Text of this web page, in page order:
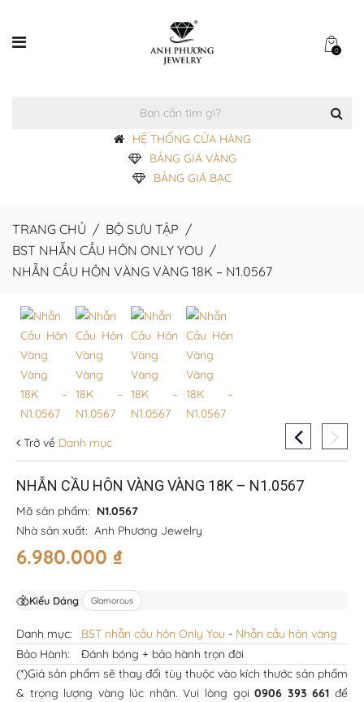
0
HỆ THỐNG CỬA HÀNG
BẢNG GIÁ VÀNG
BẢNG GIÁ BẠC
TRANG CHỦ / BỘ SƯU TẬP /
BST NHẪN CẦU HÔN ONLY YOU /
NHẪN CẦU HÔN VÀNG VÀNG 18K – N1.0567
Trở về Danh mục
NHẪN CẦU HÔN VÀNG VÀNG 18K – N1.0567
Mã sản phẩm: N1.0567
Nhà sản xuất: Anh Phương Jewelry
6.980.000 ₫
Kiểu Dáng: Glamorous
Danh mục: BST nhẫn cầu hôn Only You - Nhẫn cầu hôn vàng
Bảo Hành:
Đánh bóng + bảo hành trọn đời
(*)Giá sản phẩm sẽ thay đổi tùy thuộc vào kích thước sản phẩm
& trọng lượng vàng lúc nhận. Vui lòng gọi0906 393 661 để